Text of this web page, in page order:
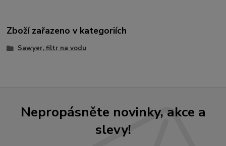
Zboží zařazeno v kategoriích
Sawyer, filtr na vodu
Nepropásněte novinky, akce a
slevy!